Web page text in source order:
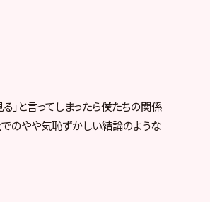
と言ってしまったら僕たちの関係
のやや気恥ずかしい結論のような